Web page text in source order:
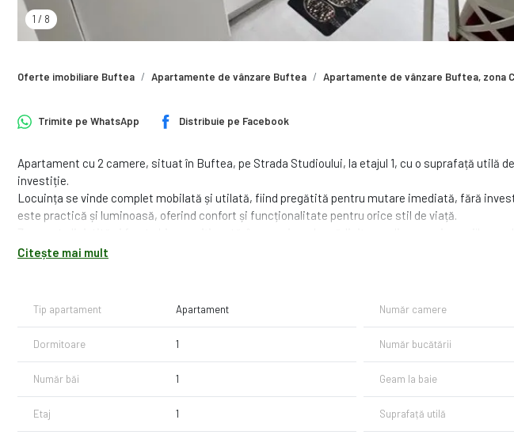
1 / 8
Oferte imobiliare Buftea Apartamente de vânzare Buftea Apartamente de vânzare Buftea, zona
Trimite pe WhatsApp Distribuie pe Facebook
Apartament cu 2 camere, situat în Buftea, pe Strada Studioului, la etajul 1, cu o suprafață utilă
investiție.
Locuința se vinde complet mobilată și utilată, fiind pregătită pentru mutare imediată, fără
este practică și luminoasă, oferind confort și funcționalitate pentru orice stil de viață.
ceea ce face apartamentul perfect pentru familii, cupluri sau investiție sigură.
Citește mai mult
Tip apartament Apartament Număr camere
Dormitoare 1 Număr bucătării
Număr băi 1 Geam la baie
Etaj 1 Suprafață utilă